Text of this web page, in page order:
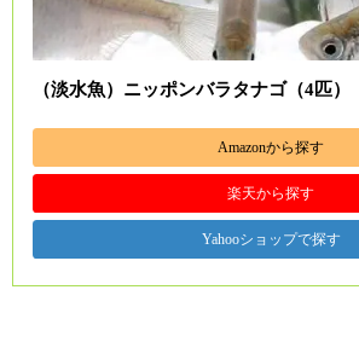
（淡水魚）ニッポンバラタナゴ（4匹）
Amazonから探す
楽天から探す
Yahooショップで探す